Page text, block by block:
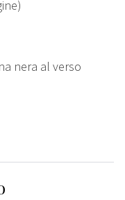
nera al verso